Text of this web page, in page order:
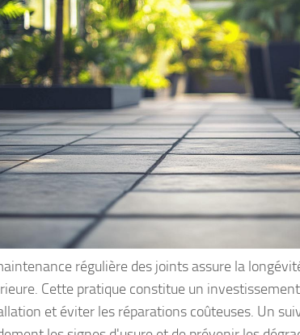
régulière des joints assure la
Cette pratique constitue un
et éviter les réparations coûteuses. Un